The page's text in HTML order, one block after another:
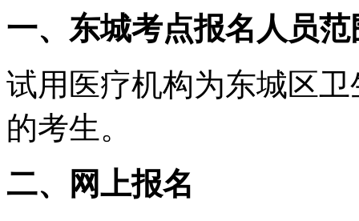
一、东城考点报名人员范
试用医疗机构为东城区
的考生。
二、网上报名